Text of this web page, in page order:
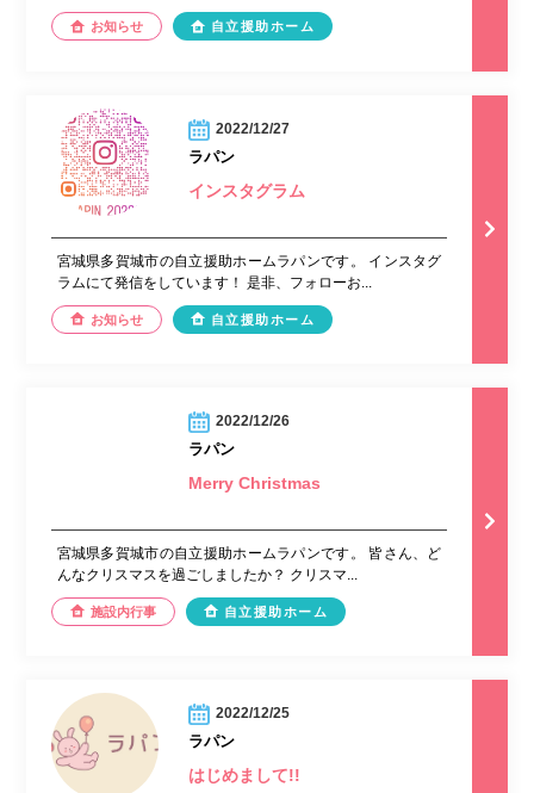
お知らせ 自立援助ホーム
2022/12/27
ラパン
インスタグラム
宮城県多賀城市の自立援助ホームラパンです。 インスタグ
ラムにて発信をしています！ 是非、フォローお...
お知らせ 自立援助ホーム
2022/12/26
ラパン
Merry Christmas
宮城県多賀城市の自立援助ホームラパンです。 皆さん、ど
んなクリスマスを過ごしましたか？ クリスマ...
施設内行事 自立援助ホーム
2022/12/25
ラパン
はじめまして!!